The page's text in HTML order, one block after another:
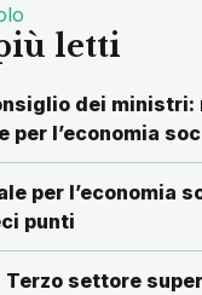
letti
dei ministri:
per l’economia
per l’economia
punti
Terzo settore